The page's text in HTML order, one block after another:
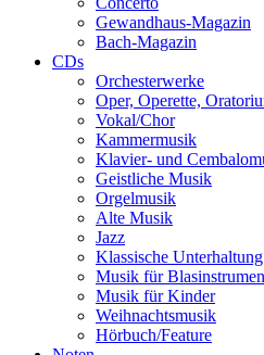
Gewandhaus-Magazin
Bach-Magazin
CDs
Orchesterwerke
Oper, Operette,
Vokal/Chor
Kammermusik
Klavier- und
Geistliche Musik
Orgelmusik
Alte Musik
Jazz
Klassische Unterhaltung
Musik für
Musik für Kinder
Weihnachtsmusik
Hörbuch/Feature